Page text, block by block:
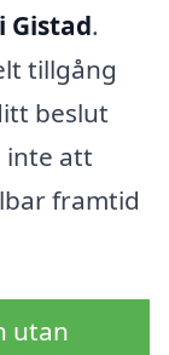
Gistad.
tillgång
beslut
inte att
framtid
utan